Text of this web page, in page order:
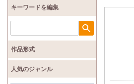
キーワードを編集
検索
作品形式
人気のジャンル